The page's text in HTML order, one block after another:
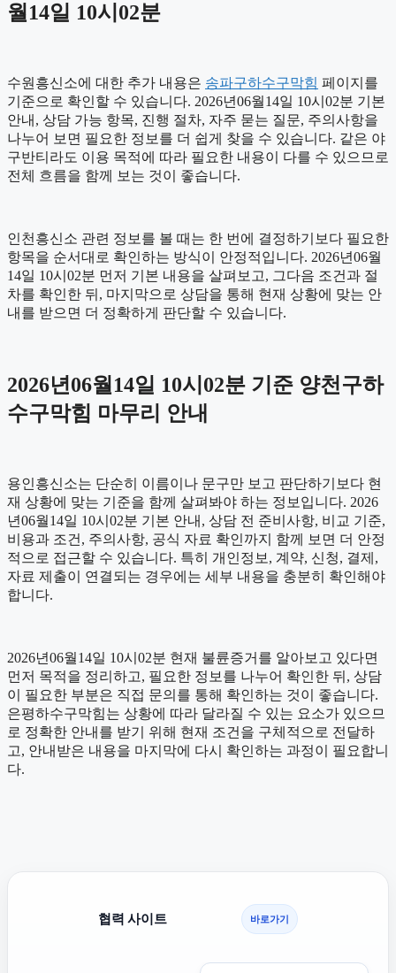
월14일 10시02분
수원흥신소에 대한 추가 내용은 송파구하수구막힘 페이지를
기준으로 확인할 수 있습니다. 2026년06월14일 10시02분 기본
안내, 상담 가능 항목, 진행 절차, 자주 묻는 질문, 주의사항을
나누어 보면 필요한 정보를 더 쉽게 찾을 수 있습니다. 같은 야
구반티라도 이용 목적에 따라 필요한 내용이 다를 수 있으므로
전체 흐름을 함께 보는 것이 좋습니다.
인천흥신소 관련 정보를 볼 때는 한 번에 결정하기보다 필요한
항목을 순서대로 확인하는 방식이 안정적입니다. 2026년06월
14일 10시02분 먼저 기본 내용을 살펴보고, 그다음 조건과 절
차를 확인한 뒤, 마지막으로 상담을 통해 현재 상황에 맞는 안
내를 받으면 더 정확하게 판단할 수 있습니다.
2026년06월14일 10시02분 기준 양천구하
수구막힘 마무리 안내
용인흥신소는 단순히 이름이나 문구만 보고 판단하기보다 현
재 상황에 맞는 기준을 함께 살펴봐야 하는 정보입니다. 2026
년06월14일 10시02분 기본 안내, 상담 전 준비사항, 비교 기준,
비용과 조건, 주의사항, 공식 자료 확인까지 함께 보면 더 안정
적으로 접근할 수 있습니다. 특히 개인정보, 계약, 신청, 결제,
자료 제출이 연결되는 경우에는 세부 내용을 충분히 확인해야
합니다.
2026년06월14일 10시02분 현재 불륜증거를 알아보고 있다면
먼저 목적을 정리하고, 필요한 정보를 나누어 확인한 뒤, 상담
이 필요한 부분은 직접 문의를 통해 확인하는 것이 좋습니다.
은평하수구막힘는 상황에 따라 달라질 수 있는 요소가 있으므
로 정확한 안내를 받기 위해 현재 조건을 구체적으로 전달하
고, 안내받은 내용을 마지막에 다시 확인하는 과정이 필요합니
다.
협력 사이트 바로가기